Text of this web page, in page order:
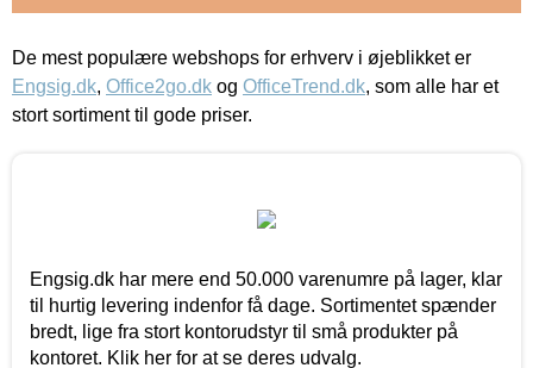
De mest populære webshops for erhverv i øjeblikket er
Engsig.dk, Office2go.dk og OfficeTrend.dk, som alle har et
stort sortiment til gode priser.
Engsig.dk har mere end 50.000 varenumre på lager, klar
til hurtig levering indenfor få dage. Sortimentet spænder
bredt, lige fra stort kontorudstyr til små produkter på
kontoret. Klik her for at se deres udvalg.